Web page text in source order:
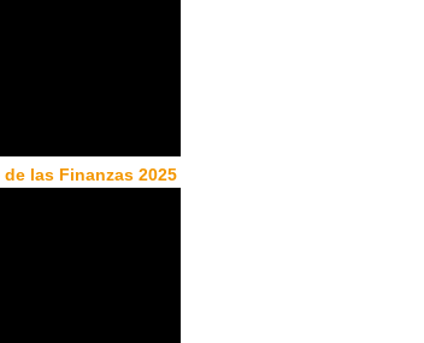
las Finanzas 2025